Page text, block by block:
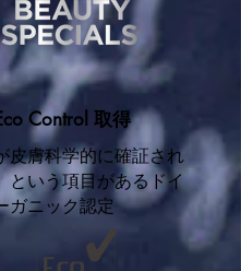
Control 取得
皮膚科学的に確証され
という項目があるドイ
ガニック認定